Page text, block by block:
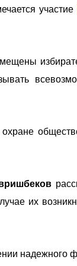
участие
их
надежного